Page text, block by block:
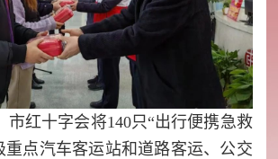
市红十字会将140只“出行便携急救
重点汽车客运站和道路客运、公交